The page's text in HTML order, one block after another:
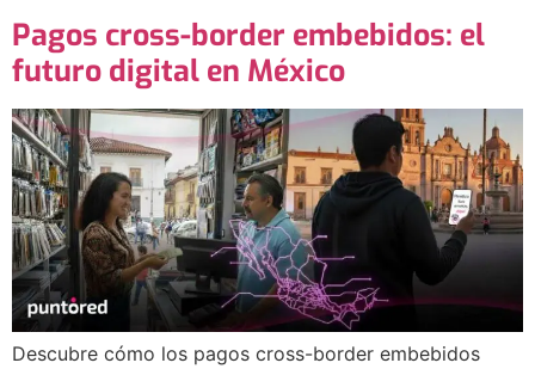
Pagos cross-border embebidos: el
futuro digital en México
Descubre cómo los pagos cross-border embebidos